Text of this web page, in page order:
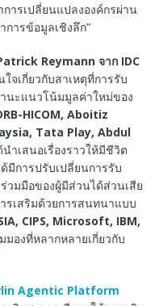
ารเปลี่ยนแปลงองค์กรผ่าน
ารข้อมูลเชิงลึก”
Reymann จาก IDC
จเกี่ยวกับสาเหตุที่การรับ
นะแนวโน้มมูลค่าใหม่ของ
HICOM, Aboitiz
Tata Play, Abdul
ำเสนอเรื่องราวให้มีชีวิต
มีการปรับเปลี่ยนการรับ
วมมือของผู้มีส่วนได้ส่วนเสีย
รเสริมด้วยการสนทนาแบบ
CIPS, Microsoft, IBM,
องที่หลากหลายเกี่ยวกับ
Agentic Platform